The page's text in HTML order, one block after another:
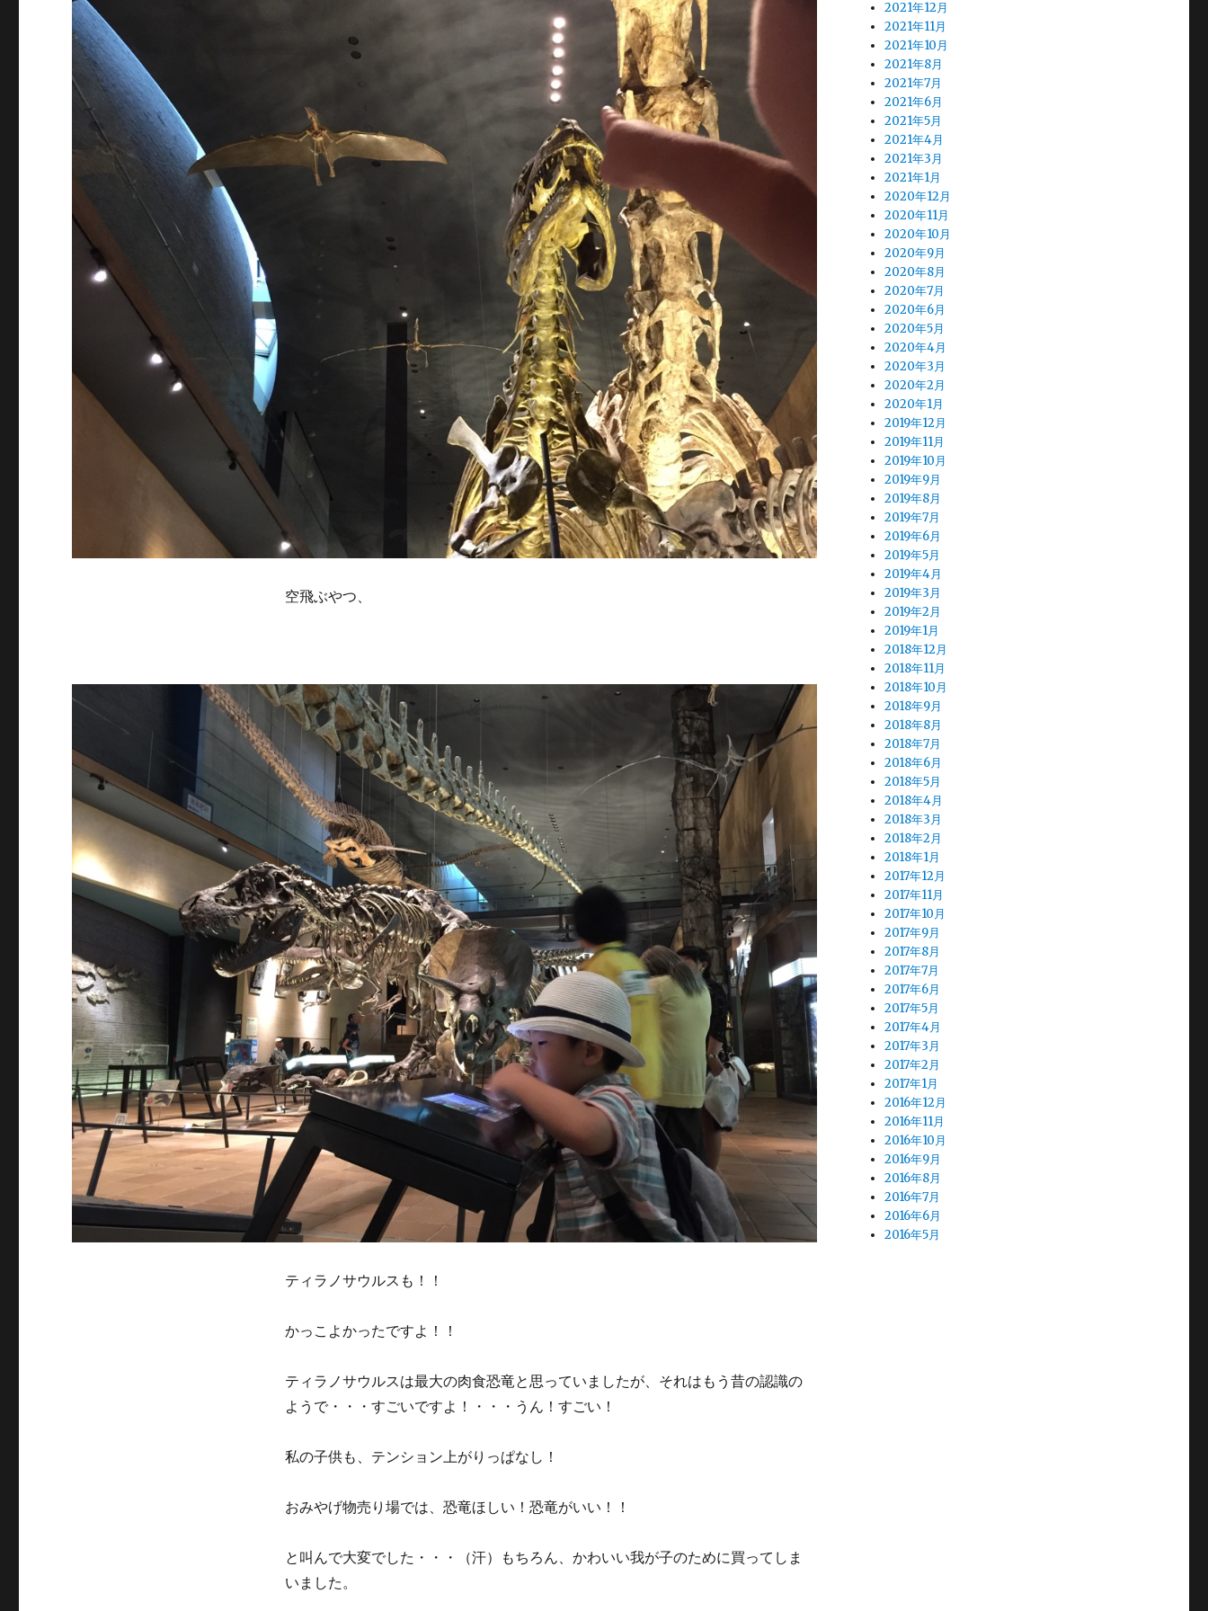
空飛ぶやつ、
ティラノサウルスも！！
かっこよかったですよ！！
ティラノサウルスは最大の肉食恐竜と思っていましたが、それはもう昔の認識の
ようで・・・すごいですよ！・・・うん！すごい！
私の子供も、テンション上がりっぱなし！
おみやげ物売り場では、恐竜ほしい！恐竜がいい！！
と叫んで大変でした・・・（汗）もちろん、かわいい我が子のために買ってしま
いました。
2021年12月
2021年11月
2021年10月
2021年8月
2021年7月
2021年6月
2021年5月
2021年4月
2021年3月
2021年1月
2020年12月
2020年11月
2020年10月
2020年9月
2020年8月
2020年7月
2020年6月
2020年5月
2020年4月
2020年3月
2020年2月
2020年1月
2019年12月
2019年11月
2019年10月
2019年9月
2019年8月
2019年7月
2019年6月
2019年5月
2019年4月
2019年3月
2019年2月
2019年1月
2018年12月
2018年11月
2018年10月
2018年9月
2018年8月
2018年7月
2018年6月
2018年5月
2018年4月
2018年3月
2018年2月
2018年1月
2017年12月
2017年11月
2017年10月
2017年9月
2017年8月
2017年7月
2017年6月
2017年5月
2017年4月
2017年3月
2017年2月
2017年1月
2016年12月
2016年11月
2016年10月
2016年9月
2016年8月
2016年7月
2016年6月
2016年5月